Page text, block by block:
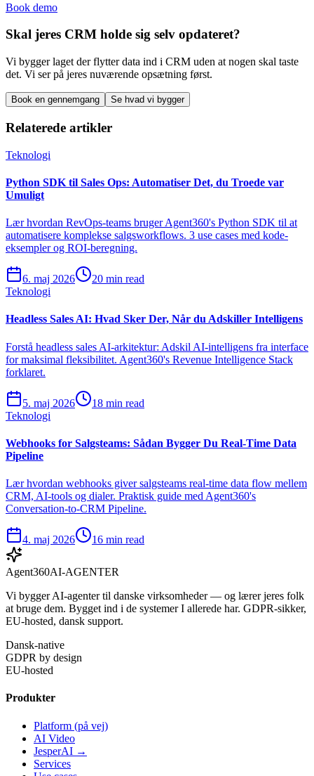
Book demo
Skal jeres CRM holde sig selv opdateret?
Vi bygger laget der flytter data ind i CRM uden at nogen skal taste
det. Vi ser på jeres nuværende opsætning først.
Book en gennemgang Se hvad vi bygger
Relaterede artikler
Teknologi
Python SDK til Sales Ops: Automatiser Det, du Troede var
Umuligt
Lær hvordan RevOps-teams bruger Agent360's Python SDK til at
automatisere komplekse salgsworkflows. 3 use cases med kode-
eksempler og ROI-beregning.
6. maj 2026
20 min read
Teknologi
Headless Sales AI: Hvad Sker Der, Når du Adskiller Intelligens
Forstå headless sales AI-arkitektur: Adskil AI-intelligens fra interface
for maksimal fleksibilitet. Agent360's Revenue Intelligence Stack
forklaret.
5. maj 2026
18 min read
Teknologi
Webhooks for Salgsteams: Sådan Bygger Du Real-Time Data
Pipeline
Lær hvordan webhooks giver salgsteams real-time data flow mellem
CRM, AI-tools og dialer. Praktisk guide med Agent360's
Conversation-to-CRM Pipeline.
4. maj 2026 16 min read
Agent360AI-AGENTER
Vi bygger AI-agenter til danske virksomheder — og lærer jeres folk
at bruge dem. Bygget ind i de systemer I allerede har. GDPR-sikker,
EU-hosted, dansk support.
Dansk-native
GDPR by design
EU-hosted
Produkter
Platform (på vej)
AI Video
JesperAI →
Services